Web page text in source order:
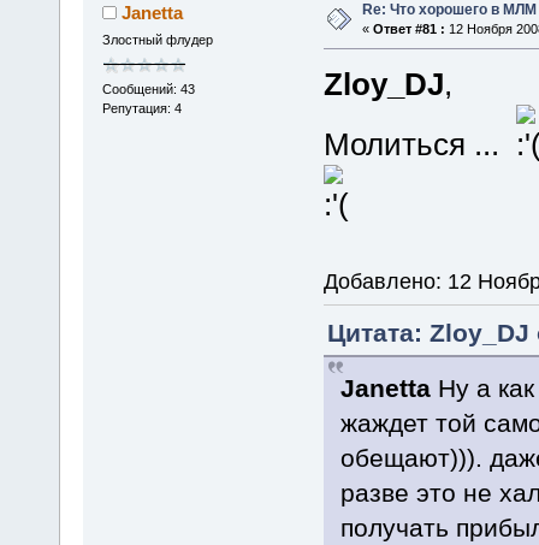
Janetta
Злостный флудер
Сообщений: 43
Репутация: 4
Re: Что хорошего в МЛМ
« Ответ #81 : 12 Ноября
Zloy_DJ,
Молиться ...
Добавлено: 12
Цитата: Zloy_DJ
JanettaНу а как
жаждет той
обещают))).
разве это не
получать